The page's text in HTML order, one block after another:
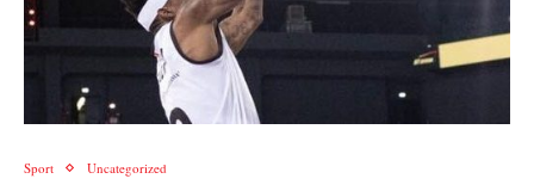
Sport Uncategorized